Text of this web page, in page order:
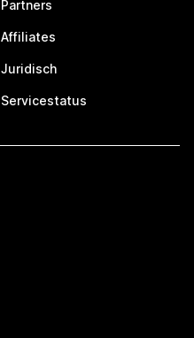
Partners
Affiliates
Juridisch
Servicestatus